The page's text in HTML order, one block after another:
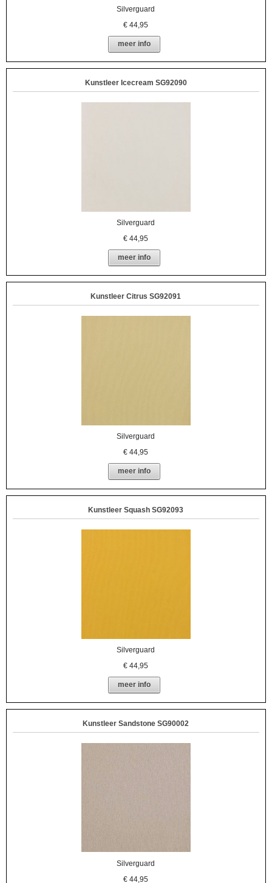
Silverguard
€44,95
meer info
Kunstleer Icecream SG92090
Silverguard
€44,95
meer info
Kunstleer Citrus SG92091
Silverguard
€44,95
meer info
Kunstleer Squash SG92093
Silverguard
€44,95
meer info
Kunstleer Sandstone SG90002
Silverguard
€44,95